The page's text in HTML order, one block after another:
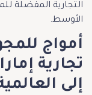
التجارية المفضلة
الأوسط.
أمواج
تجارية
إلى العالمية